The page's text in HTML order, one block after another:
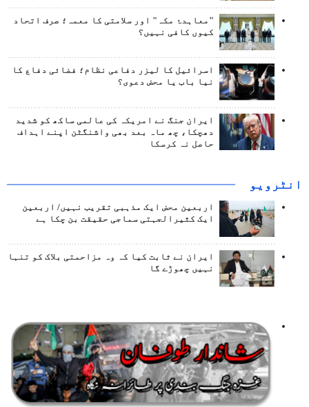
"معاہدۂ مکہ" اور سلامتی کا معمہ؛ صرف اتحاد
کیوں کافی نہیں؟
اسرائیل کا لیزر دفاعی نظام؛ فضائی دفاع کا
نیا باب یا محض دعوی؟
ایران جنگ نے امریکہ کی عالمی ساکھ کو شدید
دھچکا، چھ ماہ بعد بھی واشنگٹن اپنے اہداف
حاصل نہ کرسکا
انٹرويو
اربعین محض ایک مذہبی تقریب نہیں/ اربعین
ایک کثیرالجہتی سماجی حقیقت بن چکا ہے
ایران نے ثابت کیا کہ وہ مزاحمتی بلاک کو تنہا
نہیں چھوڑے گا